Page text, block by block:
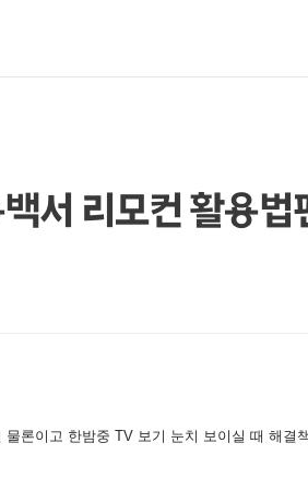
서 리모컨 활용법
론이고 한밤중 TV 보기 눈치 보이실 때 해결